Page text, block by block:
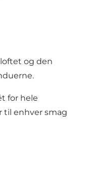
og den
for hele
til enhver smag